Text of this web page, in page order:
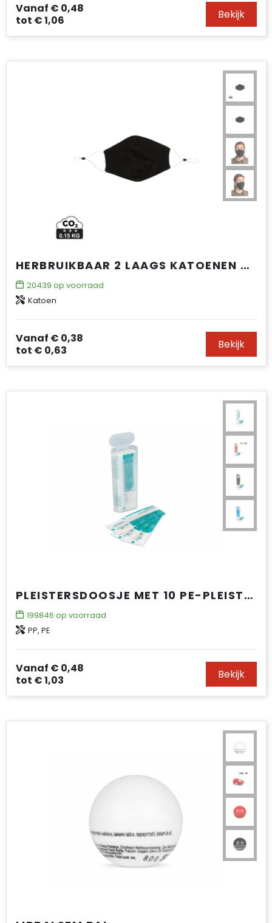
Vanaf € 0,48
tot € 1,06 Bekijk
HERBRUIKBAAR 2 LAAGS KATOENEN GEZICHTSMASKER
20439 op voorraad
Katoen
Vanaf € 0,38
tot € 0,63 Bekijk
PLEISTERSDOOSJE MET 10 PE-PLEISTERS (70 × 18 MM)
199846 op voorraad
PP, PE
Vanaf € 0,48
tot € 1,03 Bekijk